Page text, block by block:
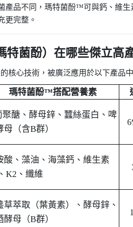
產品不同，瑪特菌酚™可與鈣、維生
更完整。
特菌酚） 在哪些傑立高
核心技術，被廣泛應用於以下產品中
瑪特菌酚™搭配營養素
聚醣、酵母鋅、蠶絲蛋白、啤
母（含B群）
6
酸、藻油、海藻鈣、維生素
、K2 、纖維
草萃取（葉黃素）、酵母鋅、
酵母（B群）